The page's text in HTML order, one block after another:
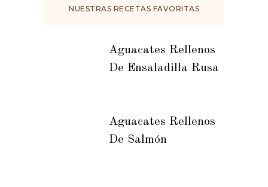
NUESTRAS RECETAS FAVORITAS
Aguacates Rellenos
De Ensaladilla Rusa
Aguacates Rellenos
De Salmón